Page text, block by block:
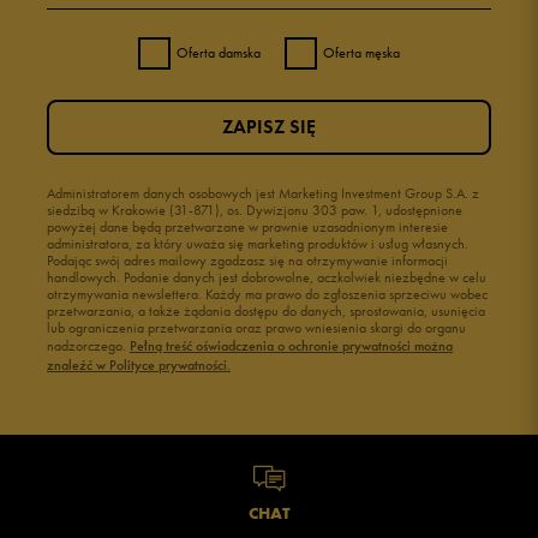
Oferta damska Oferta męska
Administratorem danych osobowych jest Marketing Investment Group S.A. z
siedzibą w Krakowie (31-871), os. Dywizjonu 303 paw. 1, udostępnione
powyżej dane będą przetwarzane w prawnie uzasadnionym interesie
administratora, za który uważa się marketing produktów i usług własnych.
Podając swój adres mailowy zgadzasz się na otrzymywanie informacji
handlowych. Podanie danych jest dobrowolne, aczkolwiek niezbędne w celu
otrzymywania newslettera. Każdy ma prawo do zgłoszenia sprzeciwu wobec
przetwarzania, a także żądania dostępu do danych, sprostowania, usunięcia
lub ograniczenia przetwarzania oraz prawo wniesienia skargi do organu
nadzorczego. Pełną treść oświadczenia o ochronie prywatności można
znaleźć w Polityce prywatności.
ZAPISZ SIĘ
CHAT